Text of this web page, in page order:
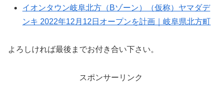
イオンタウン岐阜北方（Bゾーン）（仮称）ヤマダデ
ンキ 2022年12月12日オープンを計画｜岐阜県北方町
よろしければ最後までお付き合い下さい。
スポンサーリンク